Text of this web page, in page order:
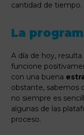
cantidad de tiempo.
La
A día de hoy,
funcione
con una buena
obstante, sabemos
no siempre es
algunas de las
proceso.